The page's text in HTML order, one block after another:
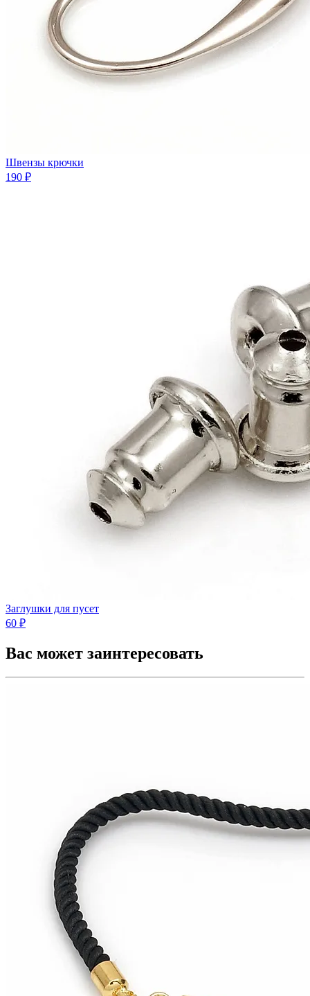
Швензы крючки
190 ₽
Заглушки для пусет
60 ₽
Вас может заинтересовать